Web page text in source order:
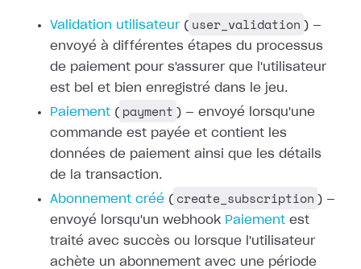
Validation utilisateur ( user_validation ) —
envoyé à différentes étapes du processus
de paiement pour s'assurer que l'utilisateur
est bel et bien enregistré dans le jeu.
Paiement ( payment ) — envoyé lorsqu'une
commande est payée et contient les
données de paiement ainsi que les détails
de la transaction.
Abonnement créé ( create_subscription ) —
envoyé lorsqu'un webhook Paiement est
traité avec succès ou
lorsque l'utilisateur
achète un abonnement avec une période